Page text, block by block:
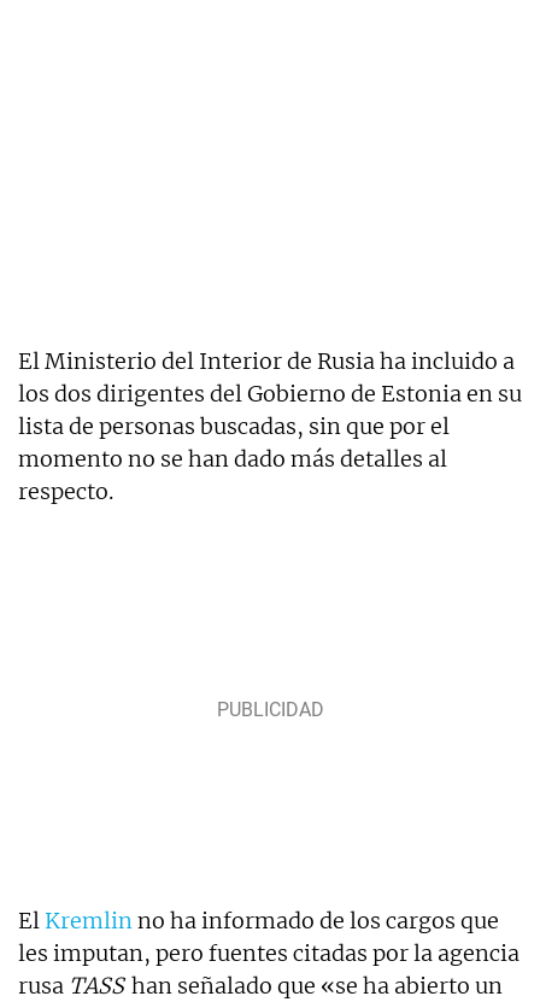
El Ministerio del Interior de Rusia ha incluido a
los dos dirigentes del Gobierno de Estonia en su
lista de personas buscadas, sin que por el
momento no se han dado más detalles al
respecto.
El Kremlinno ha informado de los cargos que
les imputan, pero fuentes citadas por la agencia
rusa TASS han señalado que «se ha abierto un